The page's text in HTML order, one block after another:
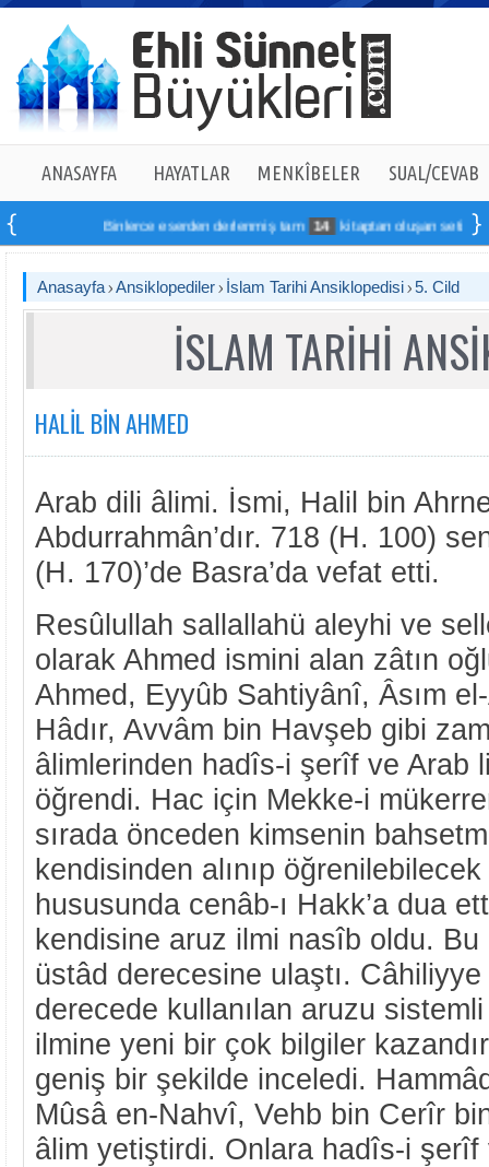
ANASAYFA HAYATLAR MENKÎBELER SUAL/CEVAB
Binlerce eserden derlenmiş tam 14 kitaptan oluşan seti online
Anasayfa Ansiklopediler İslam Tarihi Ansiklopedisi 5. Cild
İSLAM TARİHİ
HALİL BİN AHMED
Arab dili âlimi. İsmi, Halil bin
Abdurrahmân’dır. 718 (H. 100)
(H. 170)’de Basra’da vefat etti.
Resûlullah sallallahü aleyhi ve
olarak Ahmed ismini alan zâtın
Ahmed, Eyyûb Sahtiyânî, Âsım
Hâdır, Avvâm bin Havşeb gibi
âlimlerinden hadîs-i şerîf ve Arab
öğrendi. Hac için Mekke-i
sırada önceden kimsenin
kendisinden alınıp
hususunda cenâb-ı Hakk’a dua
kendisine aruz ilmi nasîb oldu.
üstâd derecesine ulaştı.
derecede kullanılan aruzu
ilmine yeni bir çok bilgiler
geniş bir şekilde inceledi.
Mûsâ en-Nahvî, Vehb bin Cerîr
âlim yetiştirdi. Onlara hadîs-i